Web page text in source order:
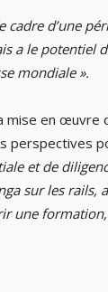
d’une
a le potentiel
mondiale ».
mise en
et de
sur les rails,
une